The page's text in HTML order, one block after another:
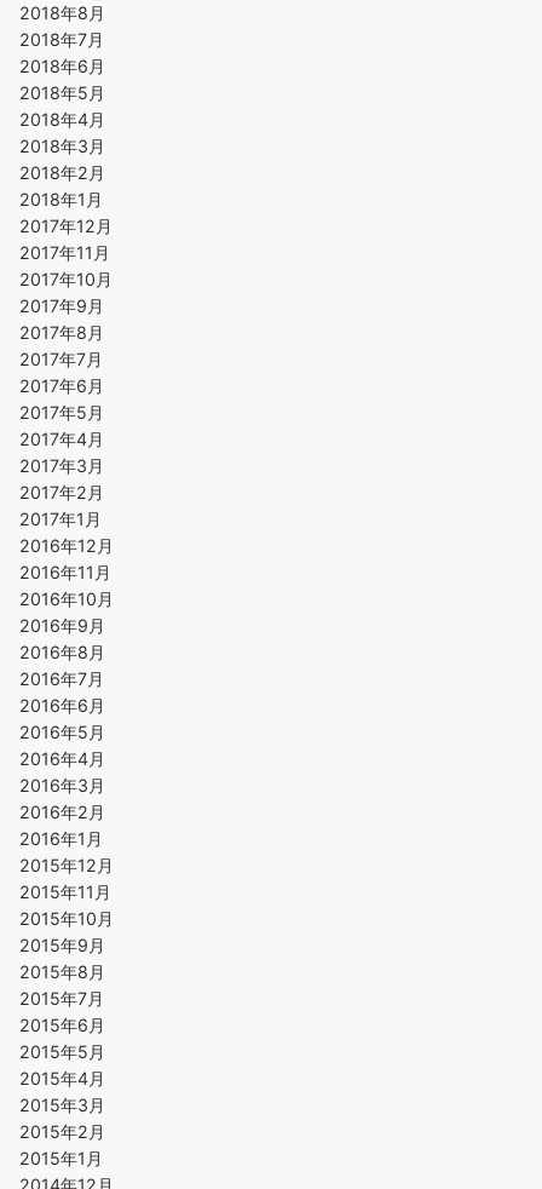
2018年8月
2018年7月
2018年6月
2018年5月
2018年4月
2018年3月
2018年2月
2018年1月
2017年12月
2017年11月
2017年10月
2017年9月
2017年8月
2017年7月
2017年6月
2017年5月
2017年4月
2017年3月
2017年2月
2017年1月
2016年12月
2016年11月
2016年10月
2016年9月
2016年8月
2016年7月
2016年6月
2016年5月
2016年4月
2016年3月
2016年2月
2016年1月
2015年12月
2015年11月
2015年10月
2015年9月
2015年8月
2015年7月
2015年6月
2015年5月
2015年4月
2015年3月
2015年2月
2015年1月
2014年12月